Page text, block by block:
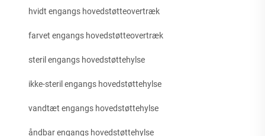
hvidt engangs hovedstøtteovertræk
farvet engangs hovedstøtteovertræk
steril engangs hovedstøttehylse
ikke-steril engangs hovedstøttehylse
vandtæt engangs hovedstøttehylse
åndbar engangs hovedstøttehylse